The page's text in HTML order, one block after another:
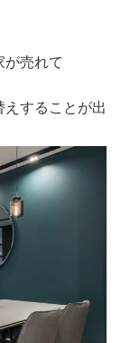
が売れて
することが出